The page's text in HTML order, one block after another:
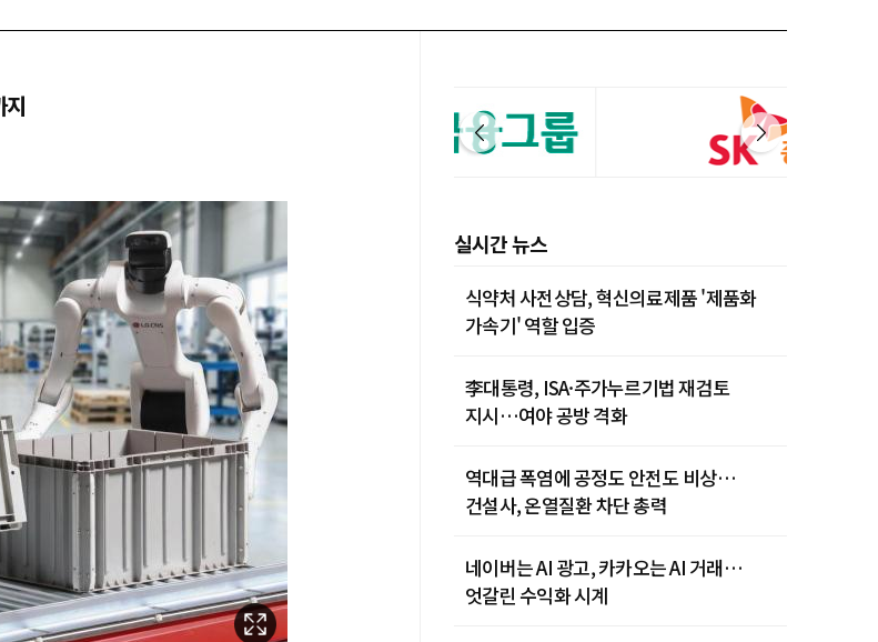
실시간 뉴스
식약처 사전상담, 혁신의료제품 '제품화
가속기' 역할 입증
李대통령, ISA·주가누르기법 재검토
지시…여야 공방 격화
역대급 폭염에 공정도 안전도 비상…
건설사, 온열질환 차단 총력
네이버는 AI 광고, 카카오는 AI 거래…
엇갈린 수익화 시계